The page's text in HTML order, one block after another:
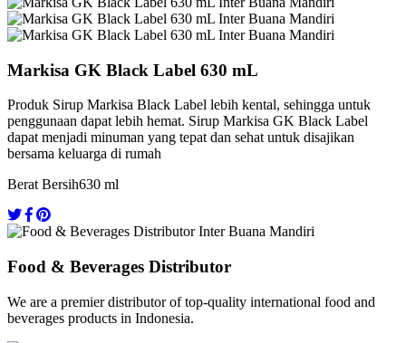
Markisa GK Black Label 630 mL
Produk Sirup Markisa Black Label lebih kental, sehingga untuk
penggunaan dapat lebih hemat. Sirup Markisa GK Black Label
dapat menjadi minuman yang tepat dan sehat untuk disajikan
bersama keluarga di rumah
Berat Bersih630 ml
Food & Beverages Distributor
We are a premier distributor of top-quality international food and
beverages products in Indonesia.